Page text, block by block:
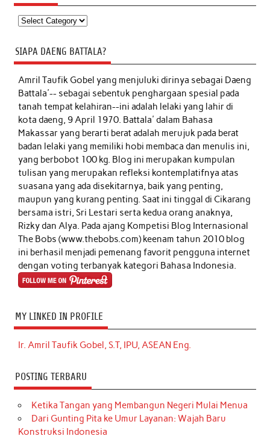
Kategori
SIAPA DAENG BATTALA?
Amril Taufik Gobelyang menjuluki dirinya sebagai Daeng
Battala'-- sebagai sebentuk penghargaan spesial pada
tanah tempat kelahiran--ini adalah lelaki yang lahir di
kota daeng, 9 April 1970. Battala' dalam Bahasa
Makassar yang berarti berat adalah merujuk pada berat
badan lelaki yang memiliki hobi membaca dan menulis ini,
yang berbobot 100 kg. Blog ini merupakan kumpulan
tulisan yang merupakan refleksi kontemplatifnya atas
suasana yang ada disekitarnya, baik yang penting,
maupun yang kurang penting. Saat ini tinggal di Cikarang
bersama istri, Sri Lestari serta kedua orang anaknya,
Rizky dan Alya. Pada ajang Kompetisi Blog Internasional
The Bobs (www.thebobs.com) keenam tahun 2010 blog
ini berhasil menjadi pemenang favorit pengguna internet
dengan voting terbanyak kategori Bahasa Indonesia.
MY LINKED IN PROFILE
Ir. Amril Taufik Gobel, S.T, IPU, ASEAN Eng.
POSTING TERBARU
Ketika Tangan yang Membangun Negeri Mulai Menua
Dari Gunting Pita ke Umur Layanan: Wajah Baru
Konstruksi Indonesia